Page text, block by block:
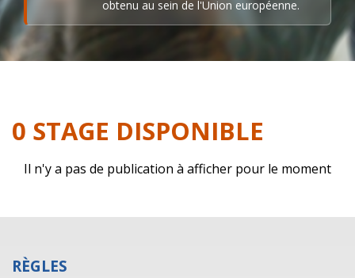
obtenu au sein de l'Union européenne.
0 STAGE DISPONIBLE
Il n'y a pas de publication à afficher pour le moment
RÈGLES